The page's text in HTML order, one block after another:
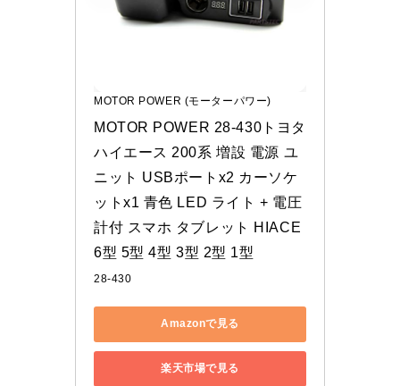
MOTOR POWER (モーターパワー)
MOTOR POWER 28-430トヨタ
ハイエース 200系 増設 電源 ユ
ニット USBポートx2 カーソケ
ットx1 青色 LED ライト + 電圧
計付 スマホ タブレット HIACE
6型 5型 4型 3型 2型 1型
28-430
Amazonで見る
楽天市場で見る